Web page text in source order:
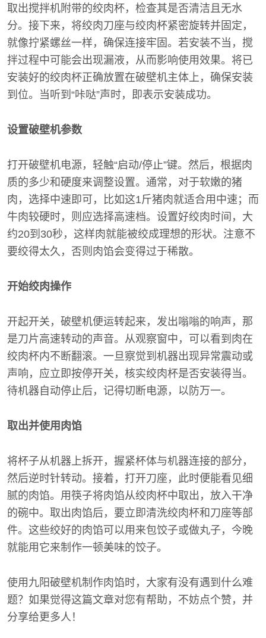
取出搅拌机附带的绞肉杯，检查其是否清洁且无水
分。接下来，将绞肉刀座与绞肉杯紧密旋转并固定，
就像拧紧螺丝一样，确保连接牢固。若安装不当，搅
拌过程中可能会出现漏液，从而影响使用效果。将已
安装好的绞肉杯正确放置在破壁机主体上，确保安装
到位。当听到“咔哒”声时，即表示安装成功。
设置破壁机参数
打开破壁机电源，轻触“启动/停止”键。然后，根据肉
质的多少和硬度来调整设置。通常，对于软嫩的猪
肉，选择中速即可，比如这1斤猪肉就适合用中速；而
牛肉较硬时，则应选择高速档。设置好绞肉时间，大
约20到30秒，这样肉就能被绞成理想的形状。注意不
要绞得太久，否则肉馅会变得过于稀散。
开始绞肉操作
开起开关，破壁机便运转起来，发出嗡嗡的响声，那
是刀片高速转动的声音。从观察窗中，可以看到肉在
绞肉杯内不断翻滚。一旦察觉到机器出现异常震动或
声响，应立即按停开关，核实绞肉杯是否安装得当。
待机器自动停止后，记得切断电源，以防万一。
取出并使用肉馅
将杯子从机器上拆开，握紧杯体与机器连接的部分，
然后逆时针转动。接着，打开刀座，此时便能看见细
腻的肉馅。用筷子将肉馅从绞肉杯中取出，放入干净
的碗中。取出肉馅后，要立即清洗绞肉杯和刀座等部
件。这些绞好的肉馅可以用来包饺子或做丸子，今晚
就能用它来制作一顿美味的饺子。
使用九阳破壁机制作肉馅时，大家有没有遇到什么难
题？如果觉得这篇文章对您有帮助，不妨点个赞，并
分享给更多人！